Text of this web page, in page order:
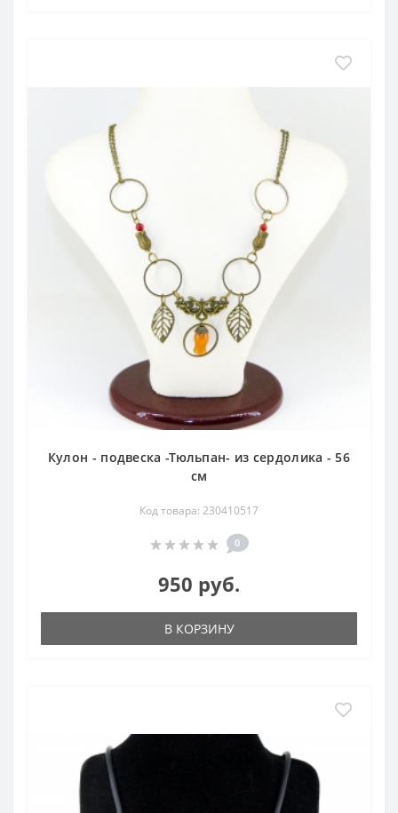
Кулон - подвеска -Тюльпан- из сердолика - 56
см
Код товара: 230410517
0
950 руб.
В КОРЗИНУ